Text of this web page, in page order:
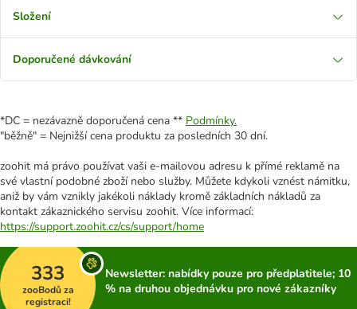
Složení
Doporučené dávkování
*DC = nezávazně doporučená cena ** Podmínky.
"běžně" = Nejnižší cena produktu za posledních 30 dní.
zoohit má právo používat vaši e-mailovou adresu k přímé reklamě na
své vlastní podobné zboží nebo služby. Můžete kdykoli vznést námitku,
aniž by vám vznikly jakékoli náklady kromě základních nákladů za
kontakt zákaznického servisu zoohit. Více informací:
https://support.zoohit.cz/cs/support/home
333
zooBodů za
registraci!
Newsletter: nabídky pouze pro předplatitele; 10
% na druhou objednávku pro nové zákazníky